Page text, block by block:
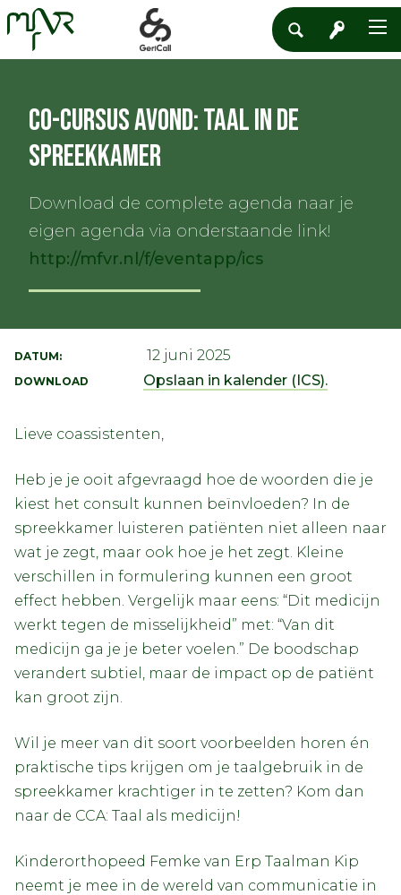
Co-cursus avond: Taal in de
spreekkamer
Download de complete agenda naar je
eigen agenda via onderstaande link!
http://mfvr.nl/f/eventapp/ics
DATUM: 12 juni 2025
DOWNLOAD Opslaan in kalender (ICS).
Lieve coassistenten,
Heb je je ooit afgevraagd hoe de woorden die je
kiest het consult kunnen beïnvloeden? In de
spreekkamer luisteren patiënten niet alleen naar
wat je zegt, maar ook hoe je het zegt. Kleine
verschillen in formulering kunnen een groot
effect hebben. Vergelijk maar eens: “Dit medicijn
werkt tegen de misselijkheid” met: “Van dit
medicijn ga je je beter voelen.” De boodschap
verandert subtiel, maar de impact op de patiënt
kan groot zijn.
Wil je meer van dit soort voorbeelden horen én
praktische tips krijgen om je taalgebruik in de
spreekkamer krachtiger in te zetten? Kom dan
naar de CCA: Taal als medicijn!
Kinderorthopeed Femke van Erp Taalman Kip
neemt je mee in de wereld van communicatie in